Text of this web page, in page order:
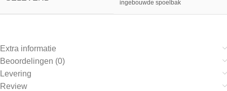
ingebouwde spoelbak
Extra informatie
Beoordelingen (0)
Levering
Review